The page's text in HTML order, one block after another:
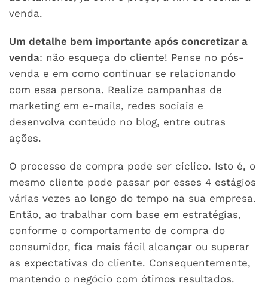
venda.
Um detalhe bem importante após concretizar a
venda: não esqueça do cliente! Pense no pós-
venda e em como continuar se relacionando
com essa persona. Realize campanhas de
marketing em e-mails, redes sociais e
desenvolva conteúdo no blog, entre outras
ações.
O processo de compra pode ser cíclico. Isto é, o
mesmo cliente pode passar por esses 4 estágios
várias vezes ao longo do tempo na sua empresa.
Então, ao trabalhar com base em estratégias,
conforme o comportamento de compra do
consumidor, fica mais fácil alcançar ou superar
as expectativas do cliente. Consequentemente,
mantendo o negócio com ótimos resultados.